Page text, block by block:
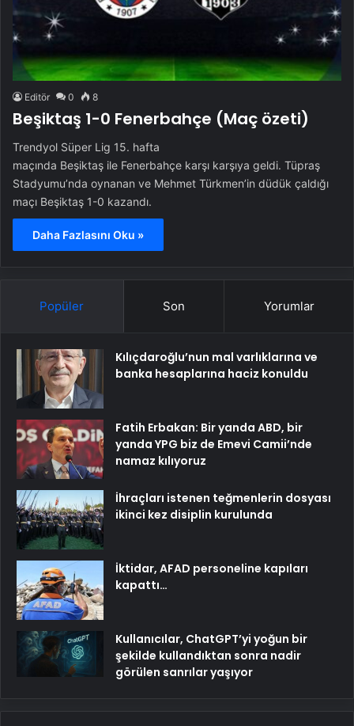
Editör 0 8
Beşiktaş 1-0 Fenerbahçe (Maç özeti)
Trendyol Süper Lig 15. hafta
maçında Beşiktaş ile Fenerbahçe karşı karşıya geldi. Tüpraş
Stadyumu’nda oynanan ve Mehmet Türkmen’in düdük çaldığı
maçı Beşiktaş 1-0 kazandı.
Daha Fazlasını Oku »
Popüler Son Yorumlar
Kılıçdaroğlu’nun mal varlıklarına ve
banka hesaplarına haciz konuldu
Fatih Erbakan: Bir yanda ABD, bir
yanda YPG biz de Emevi Camii’nde
namaz kılıyoruz
İhraçları istenen teğmenlerin dosyası
ikinci kez disiplin kurulunda
İktidar, AFAD personeline kapıları
kapattı…
Kullanıcılar, ChatGPT’yi yoğun bir
şekilde kullandıktan sonra nadir
görülen sanrılar yaşıyor